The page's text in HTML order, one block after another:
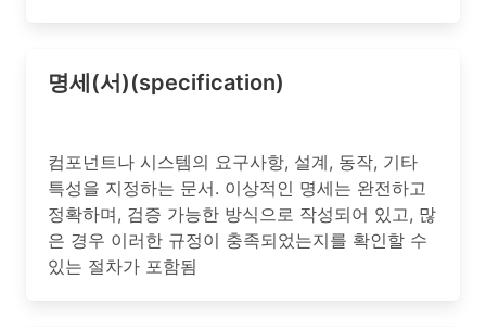
명세(서)(specification)
컴포넌트나 시스템의 요구사항, 설계, 동작, 기타
특성을 지정하는 문서. 이상적인 명세는 완전하고
정확하며, 검증 가능한 방식으로 작성되어 있고, 많
은 경우 이러한 규정이 충족되었는지를 확인할 수
있는 절차가 포함됨